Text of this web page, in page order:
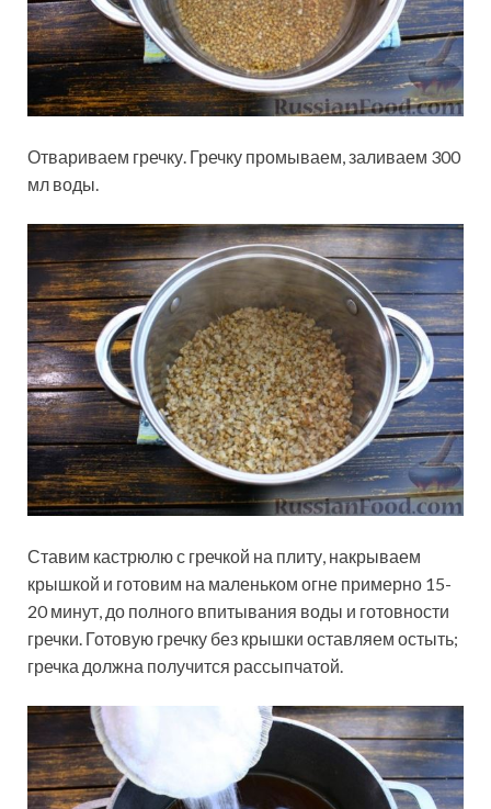
Отвариваем гречку. Гречку промываем, заливаем 300
мл воды.
Ставим кастрюлю с гречкой на плиту, накрываем
крышкой и готовим на маленьком огне примерно 15-
20 минут, до полного впитывания воды и готовности
гречки. Готовую гречку без крышки оставляем остыть;
гречка должна получится рассыпчатой.